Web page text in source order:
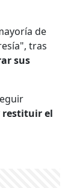
de
tras
sus
restituir el